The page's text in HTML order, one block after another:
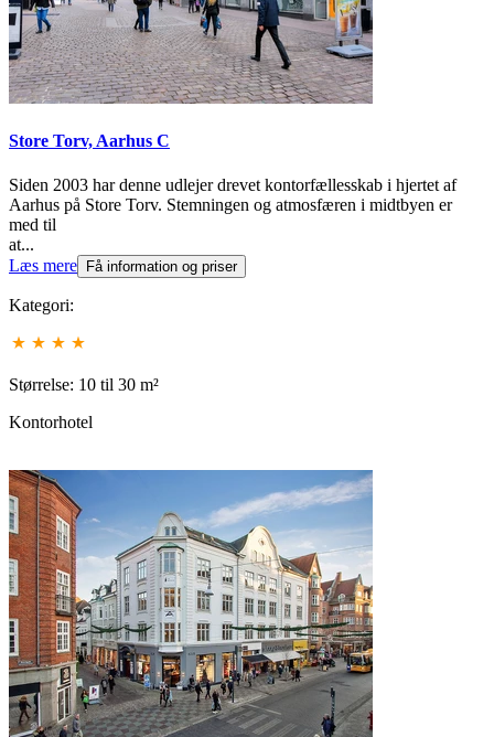
Store Torv, Aarhus C
Siden 2003 har denne udlejer drevet kontorfællesskab i hjertet af
Aarhus på Store Torv. Stemningen og atmosfæren i midtbyen er
med til
at...
Læs mere
Få information og priser
Kategori:
Størrelse: 10 til 30 m²
Kontorhotel